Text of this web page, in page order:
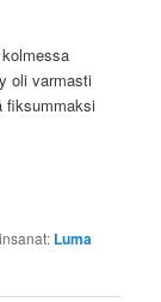
oli varmasti
fiksummaksi
Luma